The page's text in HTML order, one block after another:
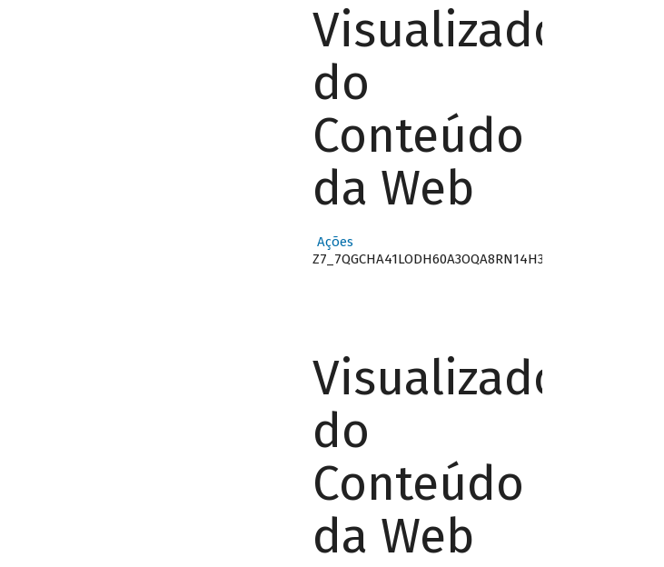
Visualizador
do
Conteúdo
da Web
Ações
Z7_7QGCHA41LODH60A3OQA8RN14H3
Visualizador
do
Conteúdo
da Web